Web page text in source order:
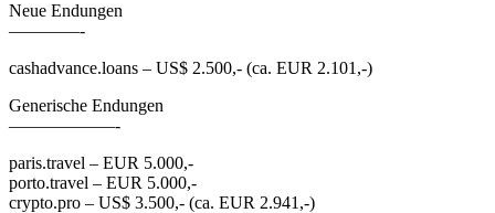
Neue Endungen
————-
cashadvance.loans – US$ 2.500,- (ca. EUR 2.101,-)
Generische Endungen
——————-
paris.travel – EUR 5.000,-
porto.travel – EUR 5.000,-
crypto.pro – US$ 3.500,- (ca. EUR 2.941,-)